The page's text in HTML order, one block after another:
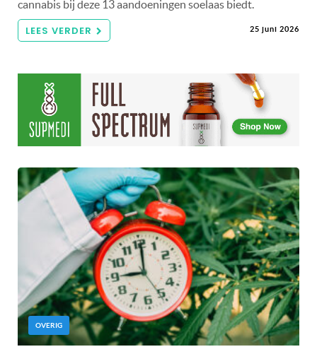
cannabis bij deze 13 aandoeningen soelaas biedt.
LEES VERDER 25 juni 2026
OVERIG